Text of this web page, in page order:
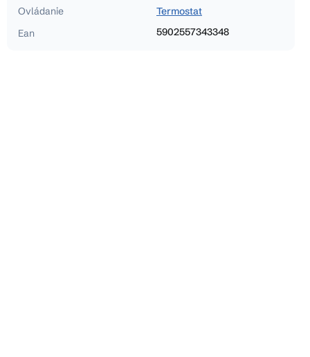
Ovládanie
Termostat
Ean
5902557343348